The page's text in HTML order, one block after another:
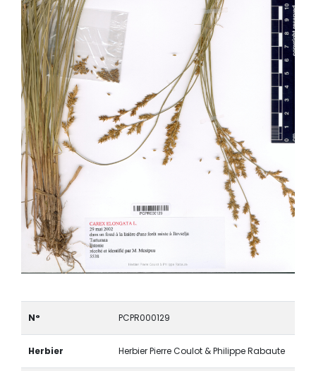
N° PCPR000129
Herbier Herbier Pierre Coulot & Philippe Rabaute